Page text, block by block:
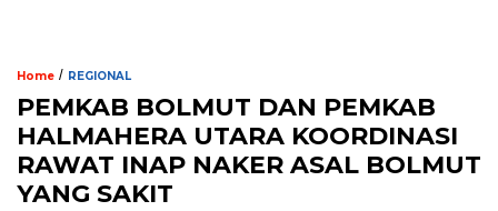
Home / REGIONAL
PEMKAB BOLMUT DAN PEMKAB
HALMAHERA UTARA KOORDINASI
RAWAT INAP NAKER ASAL BOLMUT
YANG SAKIT